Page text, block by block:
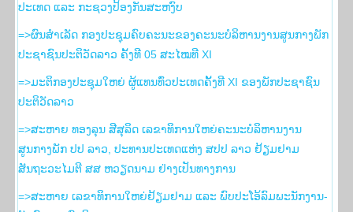
ປະເທດ ແລະ ກະຊວງປ້ອງກັນສະຫງົບ
=>ຜົນສຳເລັດ ກອງປະຊຸມຄົບຄະນະຂອງຄະນະບໍລິຫານງານສູນກາງພັກ
ປະຊາຊົນປະຕິວັດລາວ ຄັ້ງທີ 05 ສະໄໝທີ XI
=>ມະຕິກອງປະຊຸມໃຫຍ່ ຜູ້ແທນທົ່ວປະເທດຄັ້ງທີ XI ຂອງພັກປະຊາຊົນ
ປະຕິວັດລາວ
=>ສະຫາຍ ທອງລຸນ ສີສຸລິດ ເລຂາທິການໃຫຍ່ຄະນະບໍລິຫານງານ
ສູນກາງພັກ ປປ ລາວ, ປະທານປະເທດແຫ່ງ ສປປ ລາວ ຢ້ຽມຢາມ
ສັນຖະວະໄມຕີ ສສ ຫວຽດນາມ ຢ່າງເປັນທາງການ
=>ສະຫາຍ ເລຂາທິການໃຫຍ່ຢ້ຽມຢາມ ແລະ ພົບປະໂອ້ລົມພະນັກງານ-